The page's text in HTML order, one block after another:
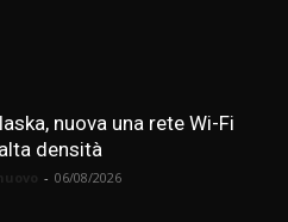
nuova una rete Wi-Fi
densità
- 06/08/2026